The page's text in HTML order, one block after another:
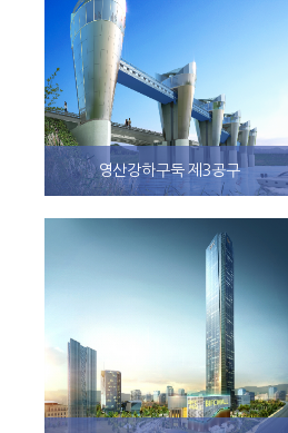
영산강하구둑 제3공구